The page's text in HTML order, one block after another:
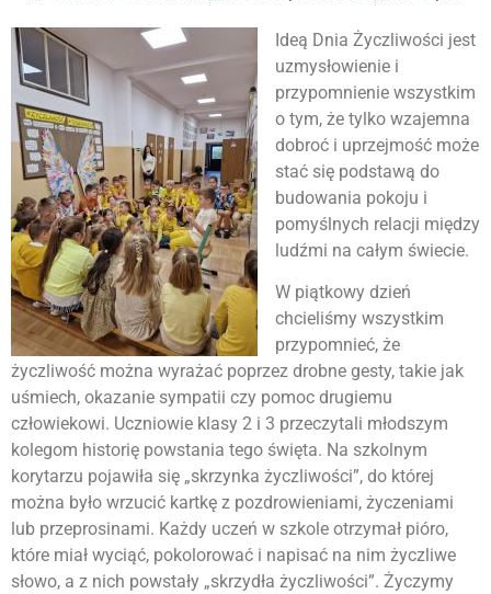
Ideą Dnia Życzliwości jest
uzmysłowienie i
przypomnienie wszystkim
o tym, że tylko wzajemna
dobroć i uprzejmość może
stać się podstawą do
budowania pokoju i
pomyślnych relacji między
ludźmi na całym świecie.
W piątkowy dzień
chcieliśmy wszystkim
przypomnieć, że
życzliwość można wyrażać poprzez drobne gesty, takie jak
uśmiech, okazanie sympatii czy pomoc drugiemu
człowiekowi. Uczniowie klasy 2 i 3 przeczytali młodszym
kolegom historię powstania tego święta. Na szkolnym
korytarzu pojawiła się „skrzynka życzliwości”, do której
można było wrzucić kartkę z pozdrowieniami, życzeniami
lub przeprosinami. Każdy uczeń w szkole otrzymał pióro,
które miał wyciąć, pokolorować i napisać na nim życzliwe
słowo, a z nich powstały „skrzydła życzliwości”. Życzymy